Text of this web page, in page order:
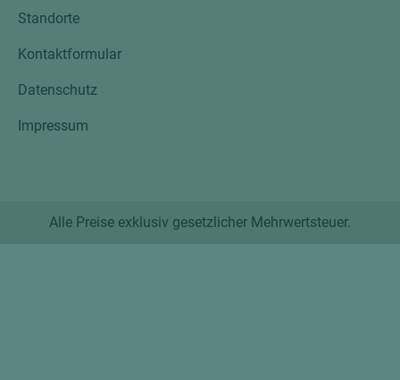
Standorte
Kontaktformular
Datenschutz
Impressum
Alle Preise exklusiv gesetzlicher Mehrwertsteuer.